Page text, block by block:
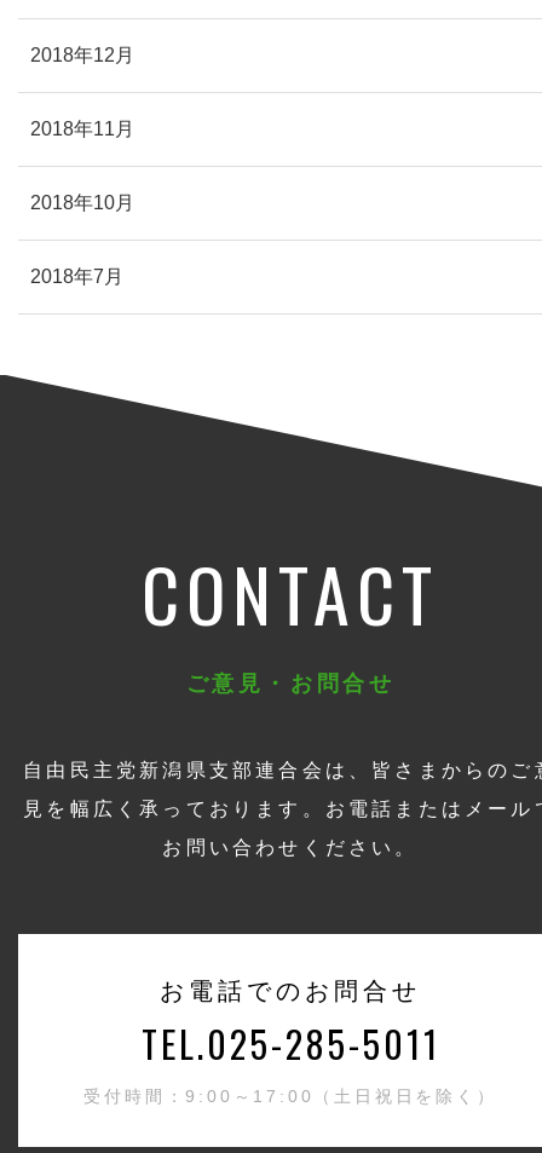
2018年12月
2018年11月
2018年10月
2018年7月
CONTACT
ご意見・お問合せ
自由民主党新潟県支部連合会は、皆さまからのご
見を幅広く承っております。お電話またはメール
お問い合わせください。
お電話でのお問合せ
TEL.025-285-5011
受付時間：9:00～17:00（土日祝日を除く）